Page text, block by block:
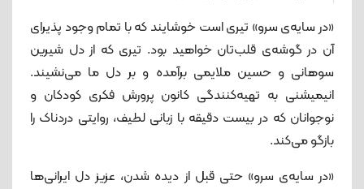
«در سایه‌ی سرو» تیری است خوشایند که با تمام وجود پذیرای
آن در گوشه‌ی قلب‌تان خواهید بود. تیری که از دل شیرین
سوهانی و حسین ملایمی برآمده و بر دل ما می‌نشیند.
انیمیشنی به تهیه‌کنندگی کانون پرورش فکری کودکان و
نوجوانان که در بیست دقیقه با زبانی لطیف، روایتی دردناک را
بازگو می‌کند.
«در سایه‌ی سرو» حتی قبل از دیده شدن، عزیز دل‌ ایرانی‌ها